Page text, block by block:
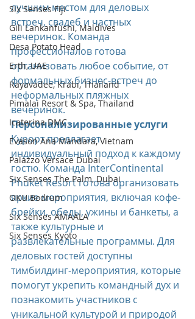
Six Senses Fiji
Gili Lankanfushi, Maldives
Desa Potato Head
Erth, UAE
Rayavadee, Krabi, Thailand
Pimalai Resort & Spa, Thailand
Icaterina DMC
Evason Ana Mandara, Vietnam
Palazzo Versace Dubai
Six Senses The Palm, Dubai
OKU Bodrum
Six Senses AMAALA
Six Senses Kyoto
лучшим местом для деловых
встреч, свадеб и частных
вечеринок. Команда
профессионалов готова
организовать любое событие, от
формальных бизнес-встреч до
неформальных пляжных
вечеринок.
Персонализированные услуги
Курорт предлагает
индивидуальный подход к каждому
гостю. Команда InterContinental
Phuket Resort готова организовать
яркие мероприятия, включая кофе-
брейки, обеды, ужины и банкеты, а
также культурные и
развлекательные программы. Для
деловых гостей доступны
тимбилдинг-мероприятия, которые
помогут укрепить командный дух и
познакомить участников с
уникальной культурой и природой